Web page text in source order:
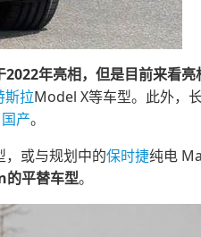
2022年亮相，但是目前来看
斯拉Model X等车型。此外，
国产。
，或与规划中的保时捷纯电
的平替车型。